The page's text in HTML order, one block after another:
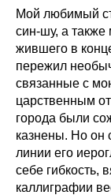
Мой любимый
син-шу, а
жившего в
пережил
связанные с
царственным
города были
казнены. Но он
линии его
себе гибкость,
каллиграфии